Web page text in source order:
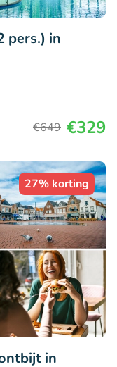
pers.) in
€649 €329
27% korting
in